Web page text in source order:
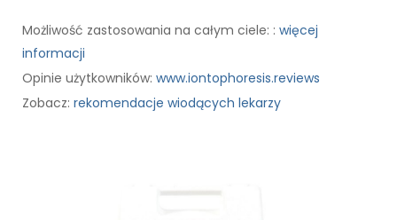
Możliwość zastosowania na całym ciele: : więcej
informacji
Opinie użytkowników: www.iontophoresis.reviews
Zobacz: rekomendacje wiodących lekarzy